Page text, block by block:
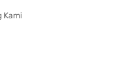
Kami